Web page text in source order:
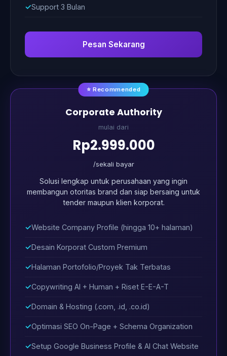
Support 3 Bulan
Pesan Sekarang
⭐ Recommended
Corporate Authority
mulai dari
Rp2.999.000
/sekali bayar
Solusi lengkap untuk perusahaan yang ingin
membangun otoritas brand dan siap bersaing untuk
tender maupun klien korporat.
Website Company Profile (hingga 10+ halaman)
Desain Korporat Custom Premium
Halaman Portofolio/Proyek Tak Terbatas
Copywriting AI + Human + Riset E-E-A-T
Domain & Hosting (.com, .id, .co.id)
Optimasi SEO On-Page + Schema Organization
Setup Google Business Profile & AI Chat Website